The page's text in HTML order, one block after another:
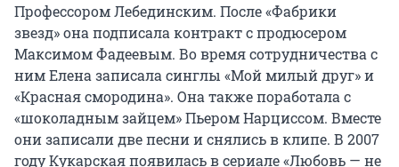
Профессором Лебединским. После «Фабрики
звезд» она подписала контракт с продюсером
Максимом Фадеевым. Во время сотрудничества с
ним Елена записала синглы «Мой милый друг» и
«Красная смородина». Она также поработала с
«шоколадным зайцем» Пьером Нарциссом. Вместе
они записали две песни и снялись в клипе. В 2007
году Кукарская появилась в сериале «Любовь — не